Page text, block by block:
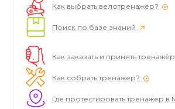
Как выбрать велотренажёр?
Поиск по базе знаний
Как заказать и принять
Как собрать тренажер?
Где протестировать тренажер в